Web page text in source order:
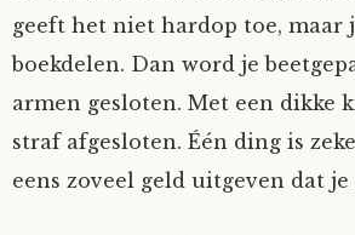
geeft het niet hardop toe, maar
boekdelen. Dan word je
armen gesloten. Met een dikke
straf afgesloten. Één ding is
eens zoveel geld uitgeven dat